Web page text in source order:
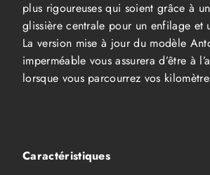
plus rigoureuses qui soient grâce à
glissière centrale pour un enfilage et
La version mise à jour du modèle
imperméable vous assurera d’être à
lorsque vous parcourrez vos
Caractéristiques